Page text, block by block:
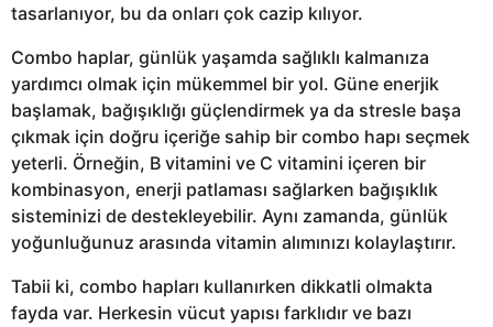
tasarlanıyor, bu da onları çok cazip kılıyor.
Combo haplar, günlük yaşamda sağlıklı kalmanıza
yardımcı olmak için mükemmel bir yol. Güne enerjik
başlamak, bağışıklığı güçlendirmek ya da stresle başa
çıkmak için doğru içeriğe sahip bir combo hapı seçmek
yeterli. Örneğin, B vitamini ve C vitamini içeren bir
kombinasyon, enerji patlaması sağlarken bağışıklık
sisteminizi de destekleyebilir. Aynı zamanda, günlük
yoğunluğunuz arasında vitamin alımınızı kolaylaştırır.
Tabii ki, combo hapları kullanırken dikkatli olmakta
fayda var. Herkesin vücut yapısı farklıdır ve bazı